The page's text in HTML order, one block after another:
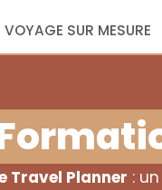
SUR MESURE
Travel Planner :